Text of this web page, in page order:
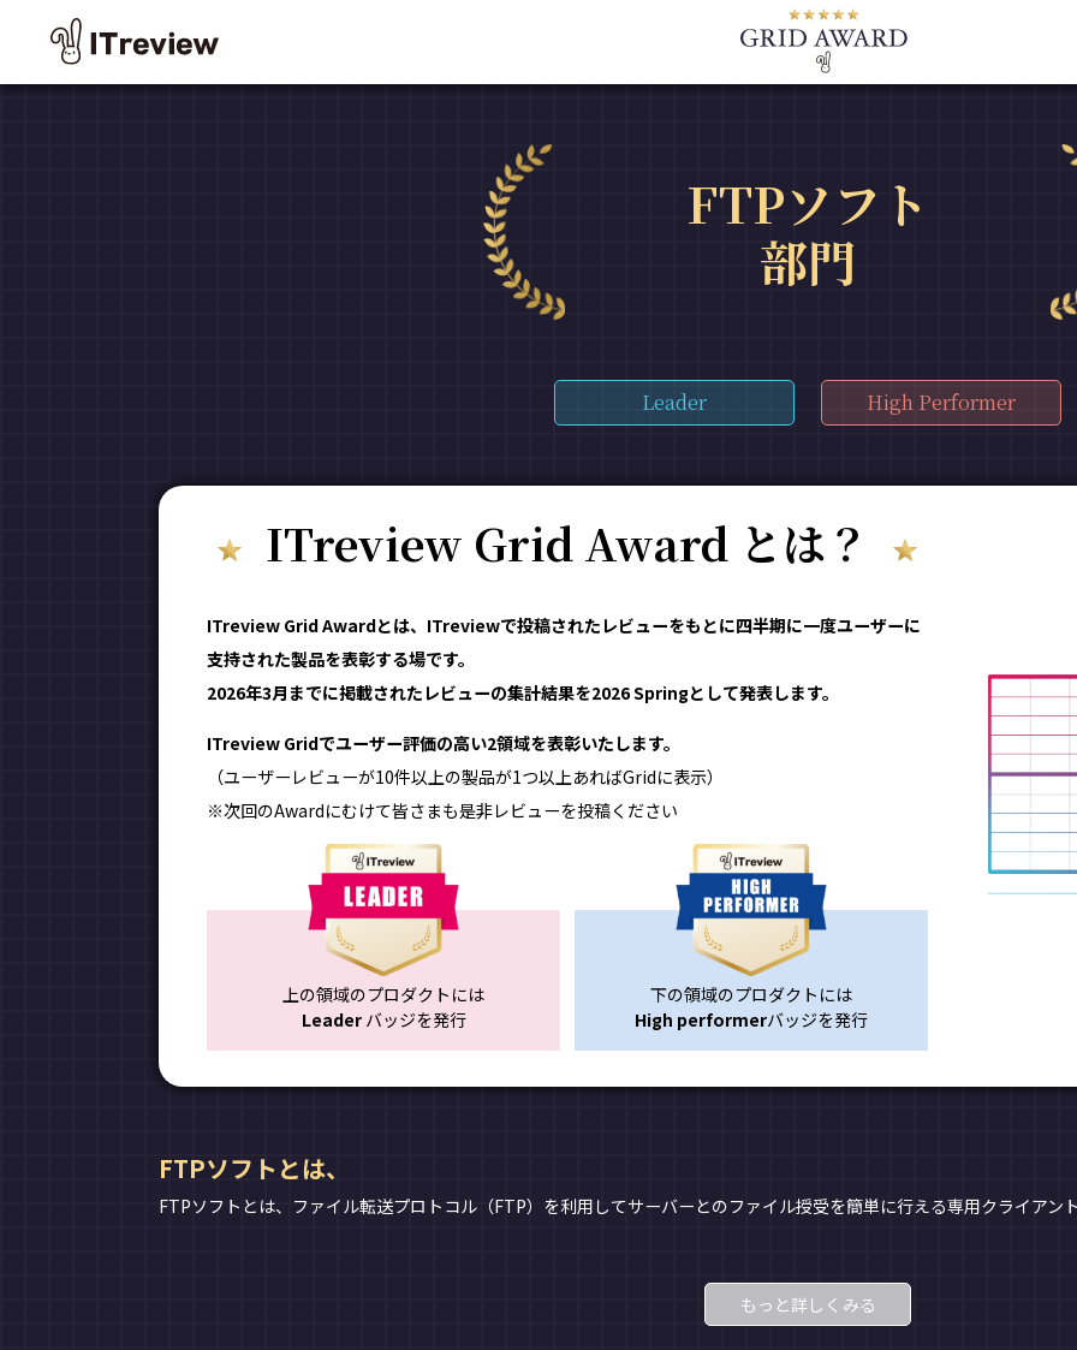
FTPソフト
部門
Leader High Performer
ITreview Grid Award とは？
ITreview Grid Awardとは、ITreviewで投稿されたレビューをもとに四半期に一度ユーザーに
支持された製品を表彰する場です。
2026年3月までに掲載されたレビューの集計結果を2026 Springとして発表します。
ITreview Gridでユーザー評価の高い2領域を表彰いたします。
（ユーザーレビューが10件以上の製品が1つ以上あればGridに表示）
※次回のAwardにむけて皆さまも是非レビューを投稿ください
上の領域のプロダクトには
Leaderバッジを発行
下の領域のプロダクトには
High performerバッジを発行
FTPソフトとは、
FTPソフトとは、ファイル転送プロトコル（FTP）を利用してサーバーとのファイル授受を簡単に行える専用クライアン
もっと詳しくみる